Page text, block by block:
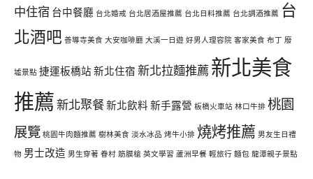
中住宿 台中餐廳 台北婚戒 台北居酒屋推薦 台北日料推薦 台北調酒推薦 台
北酒吧 善導寺美食 大安咖啡廳 大溪一日遊 好男人理容院 客家美食 布丁 廢
墟景點 捷運板橋站 新北住宿 新北拉麵推薦 新北美食
推薦 新北聚餐新北飲料 新手露營 板橋火車站 林口牛排 桃園
展覽 桃園牛肉麵推薦 樹林美食 淡水冰品 烤牛小排 燒烤推薦 男友生日禮
物 男士改造 男生穿著 眷村 筋膜槍 英文學習 蘆洲早餐 輕旅行 麵包 龍潭親子景點